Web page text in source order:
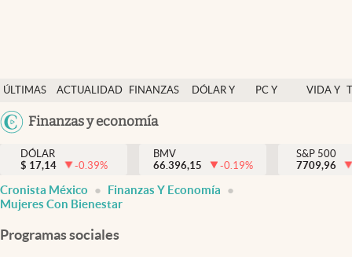
ÚLTIMAS
NOTICIAS
ACTUALIDAD
FINANZAS
DÓLAR Y
PC Y
VIDA Y
México
Finanzas y economía
Actualidad
Finanzas y economía
Dólar y mercados
Opinión
Brand Strategy
DÓLAR
$ 17,14 -0.39%
BMV
66.396,15
-0.19%
S&P 500
7709,96
Cronista México
Finanzas Y Economía
Mujeres Con Bienestar
Programas sociales